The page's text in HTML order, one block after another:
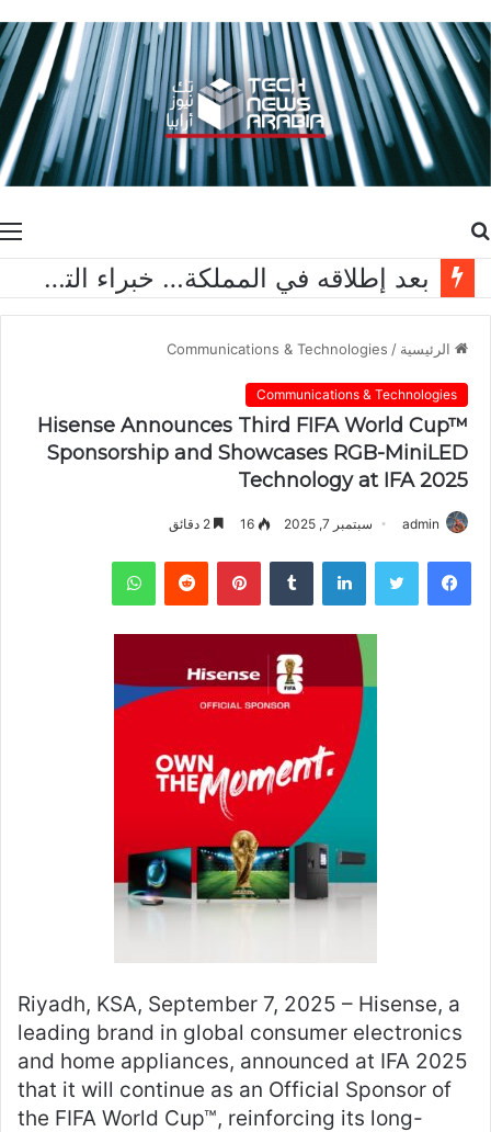
عن
بعد إطلاقه في المملكة… خبراء التقنية ورواد مجتمع الألعاب يشاركون انطباعاتهم حول TECNO POVA 8 Pro 5G
الرئيسية /
Communications & Technologies
Communications & Technologies
Hisense Announces Third FIFA World Cup™
Sponsorship and Showcases RGB-MiniLED
Technology at IFA 2025
admin سبتمبر 7, 2025 16
فيسبوك تويتر لينكدإن بينتيريست واتساب
Riyadh, KSA, September 7, 2025 – Hisense, a
leading brand in global consumer electronics
and home appliances, announced at IFA 2025
that it will continue as an Official Sponsor of
the FIFA World Cup™, reinforcing its long-